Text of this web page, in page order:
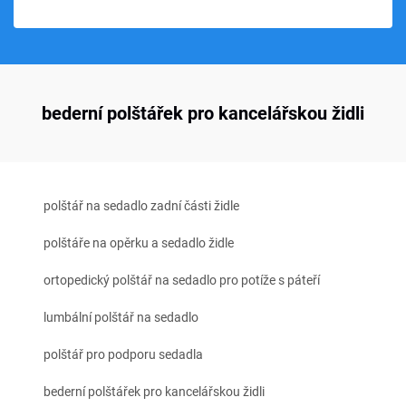
bederní polštářek pro kancelářskou židli
polštář na sedadlo zadní části židle
polštáře na opěrku a sedadlo židle
ortopedický polštář na sedadlo pro potíže s páteří
lumbální polštář na sedadlo
polštář pro podporu sedadla
bederní polštářek pro kancelářskou židli